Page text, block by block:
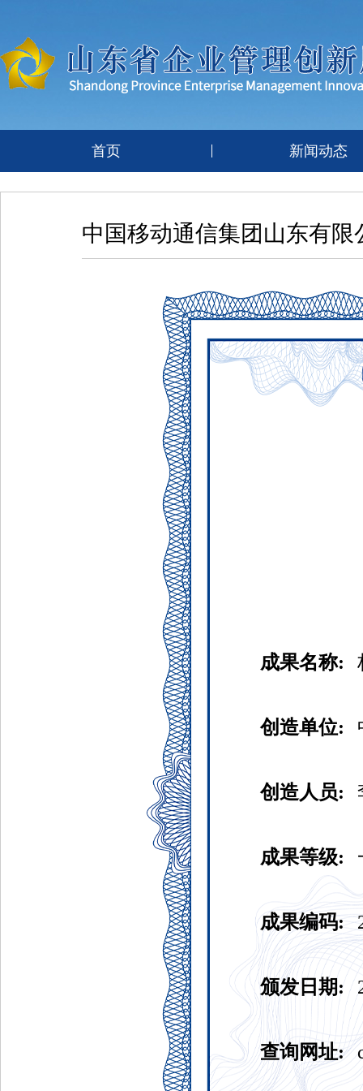
首页 新闻动态
中国移动通信集团山东有限
成果名称:
创造单位:
创造人员:
成果等级:
成果编码:
颁发日期:
查询网址: